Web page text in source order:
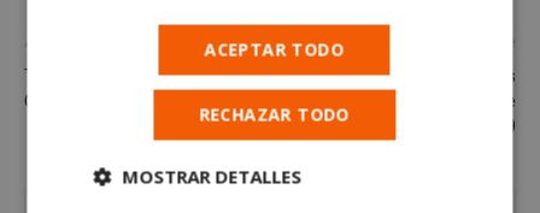
Artículo anterior
Todo listo para la III Semana
Cultural de Alcorcón
Artículo siguiente
Tenemos todo listo para las
Colonias Escolares de
Semana Santa 2019
ACEPTAR TODO
RECHAZAR TODO
MOSTRAR DETALLES